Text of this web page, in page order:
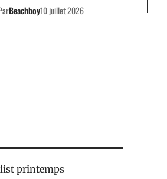
Beachboy10 juillet 2026